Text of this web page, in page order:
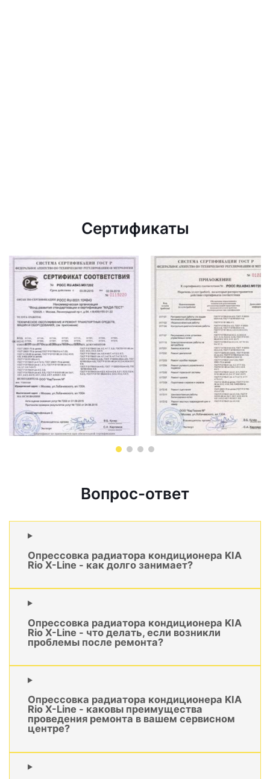
Сертификаты
Вопрос-ответ
Опрессовка радиатора кондиционера KIA
Rio X-Line - как долго занимает?
Опрессовка радиатора кондиционера KIA
Rio X-Line - что делать, если возникли
проблемы после ремонта?
Опрессовка радиатора кондиционера KIA
Rio X-Line - каковы преимущества
проведения ремонта в вашем сервисном
центре?